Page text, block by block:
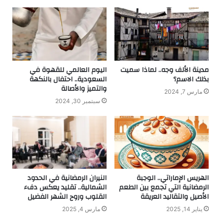
مدينة الألف وجه.. لماذا سميت
بذلك الاسم؟
مارس 7, 2024
اليوم العالمي للقهوة في
السعودية.. احتفال بالنكهة
والتميز والأصالة
سبتمبر 30, 2024
الهريس الإماراتي.. الوجبة
الرمضانية التي تجمع بين الطعم
الأصيل والتقاليد العريقة
يناير 14, 2025
النيران الرمضانية في الحدود
الشمالية.. تقليد يعكس دفء
القلوب وروح الشهر الفضيل
مارس 4, 2025